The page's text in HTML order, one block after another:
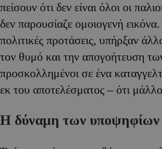
πείσουν ότι δεν είναι όλοι οι
δεν παρουσίαζε ομοιογενή
πολιτικές προτάσεις, υπήρξαν
τον θυμό και την απογοήτευση
προσκολλημένοι σε ένα
εκ του αποτελέσματος – ότι
Η δύναμη των υποψηφίων